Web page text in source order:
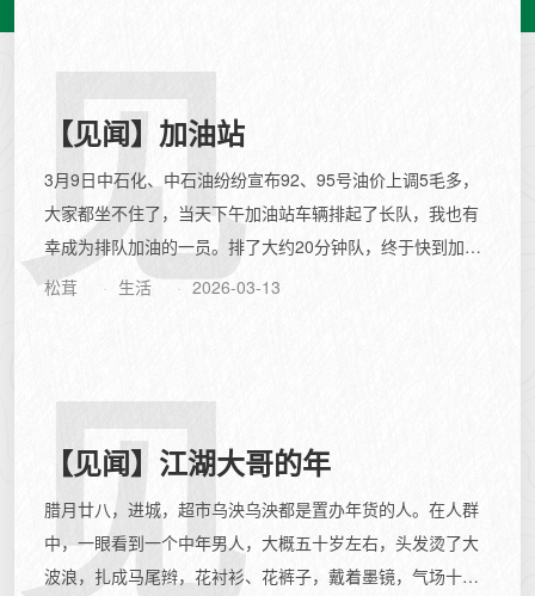
见
【见闻】加油站
3月9日中石化、中石油纷纷宣布92、95号油价上调5毛多，
大家都坐不住了，当天下午加油站车辆排起了长队，我也有
幸成为排队加油的一员。排了大约20分钟队，终于快到加油
机跟前了，我在右边排队，左边一...
松茸 生活 2026-03-13
见
【见闻】江湖大哥的年
腊月廿八，进城，超市乌泱乌泱都是置办年货的人。在人群
中，一眼看到一个中年男人，大概五十岁左右，头发烫了大
波浪，扎成马尾辫，花衬衫、花裤子，戴着墨镜，气场十